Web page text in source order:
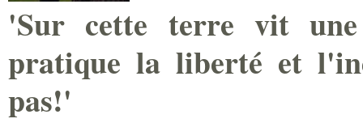
'Sur cette terre vit une
pratique la liberté et
pas!'